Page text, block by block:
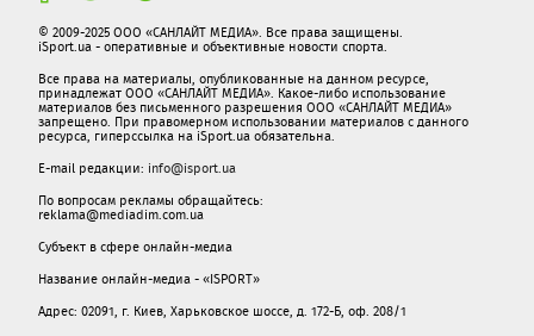
© 2009-2025 ООО «САНЛАЙТ МЕДИА». Все права защищены.
iSport.ua - оперативные и объективные новости спорта.
Все права на материалы, опубликованные на данном ресурсе,
принадлежат ООО «САНЛАЙТ МЕДИА». Какое-либо использование
материалов без письменного разрешения ООО «САНЛАЙТ МЕДИА»
запрещено. При правомерном использовании материалов с данного
ресурса, гиперссылка на iSport.ua обязательна.
E-mail редакции: info@isport.ua
По вопросам рекламы обращайтесь:
reklama@mediadim.com.ua
Субъект в сфере онлайн-медиа
Название онлайн-медиа - «ISPORT»
Адрес: 02091, г. Киев, Харьковское шоссе, д. 172-Б, оф. 208/1